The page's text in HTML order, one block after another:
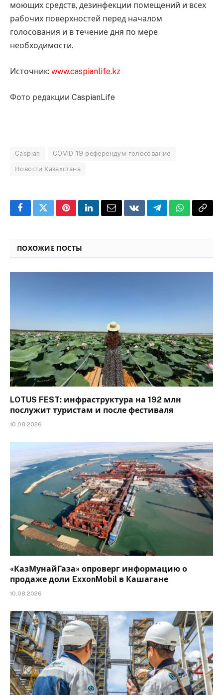
моющих средств, дезинфекции помещений и всех
рабочих поверхностей перед началом
голосования и в течение дня по мере
необходимости.
Источник: www.caspianlife.kz
Фото редакции CaspianLife
Caspian COVID-19 референдум голосование
Новости Казахстана
FacebookTwitterPinterestLinkedInEmailVKontakteTelegramWhatsApp
Copy
ПОХОЖИЕ ПОСТЫ
LOTUS FEST: инфраструктура на 192 млн
послужит туристам и после фестиваля
10.08.2026
«КазМунайГаза» опроверг информацию о
продаже доли ExxonMobil в Кашагане
10.08.2026